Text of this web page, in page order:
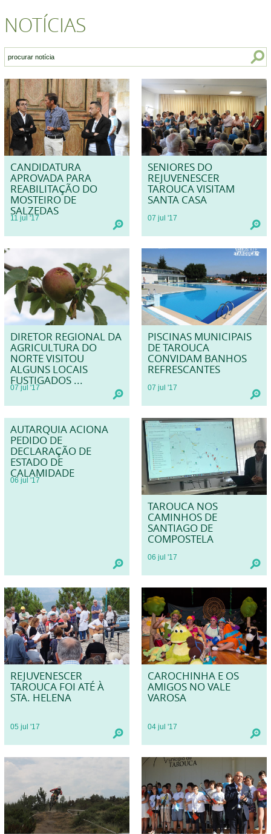
NOTÍCIAS
CANDIDATURA
APROVADA PARA
REABILITAÇÃO DO
MOSTEIRO DE
SALZEDAS
11 jul '17
SENIORES DO
REJUVENESCER
TAROUCA VISITAM
SANTA CASA
07 jul '17
DIRETOR REGIONAL DA
AGRICULTURA DO
NORTE VISITOU
ALGUNS LOCAIS
FUSTIGADOS ...
07 jul '17
PISCINAS MUNICIPAIS
DE TAROUCA
CONVIDAM BANHOS
REFRESCANTES
07 jul '17
AUTARQUIA ACIONA
PEDIDO DE
DECLARAÇÃO DE
ESTADO DE
CALAMIDADE
06 jul '17
TAROUCA NOS
CAMINHOS DE
SANTIAGO DE
COMPOSTELA
06 jul '17
REJUVENESCER
TAROUCA FOI ATÉ À
STA. HELENA
05 jul '17
CAROCHINHA E OS
AMIGOS NO VALE
VAROSA
04 jul '17